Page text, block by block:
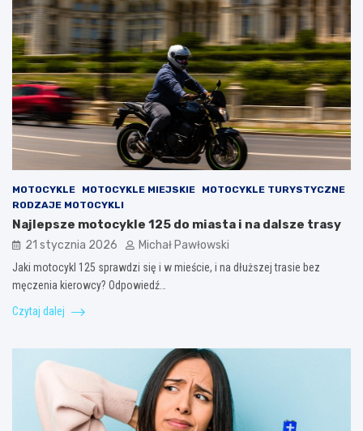
MOTOCYKLE MOTOCYKLE MIEJSKIE
MOTOCYKLE TURYSTYCZNE
RODZAJE MOTOCYKLI
Najlepsze motocykle 125 do miasta i na dalsze trasy
21 stycznia 2026 Michał Pawłowski
Jaki motocykl 125 sprawdzi się i w mieście, i na dłuższej trasie bez
męczenia kierowcy? Odpowiedź…
Czytaj dalej